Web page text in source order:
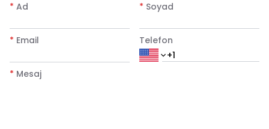
* Ad * Soyad
* Email Telefon
* Mesaj